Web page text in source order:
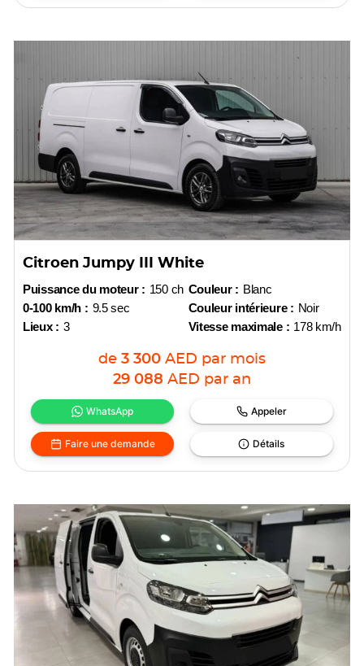
Citroen Jumpy III White
Puissance du moteur : 150 ch
0-100 km/h : 9.5 sec
Lieux : 3
Couleur : Blanc
Couleur intérieure : Noir
Vitesse maximale : 178 km/h
de 3 300 AED par mois
29 088 AED par an
WhatsApp Appeler
Faire une demande Détails